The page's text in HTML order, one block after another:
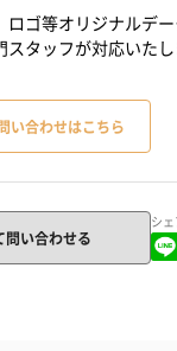
ロゴ等オリジナルデ
スタッフが対応いた
い合わせはこちら
い合わせる
シ